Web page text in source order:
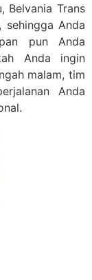
Belvania Trans
sehingga Anda
pun Anda
Anda ingin
malam, tim
Anda